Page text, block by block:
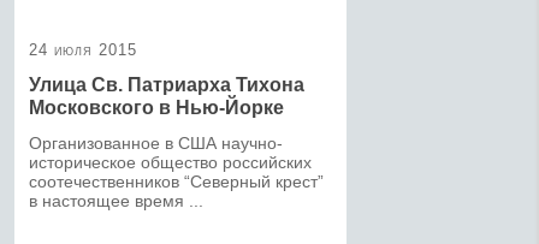
24 июля 2015
Улица Св. Патриарха Тихона
Московского в Нью-Йорке
Организованное в США научно-
историческое общество российских
соотечественников “Северный крест”
в настоящее время ...